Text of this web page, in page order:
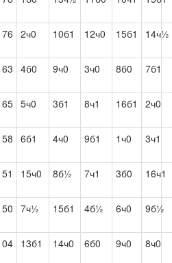
2ч0 10б1 12ч0 15б1 14ч½
4б0 9ч0 3ч0 8б0 7б1
5ч0 3б1 8ч1 16б1 2ч0
6б1 4ч0 9б1 1ч0 3ч1
15ч0 8б½ 7ч1 3б0 16ч1
7ч½ 15б1 4б½ 6ч0 9б½
13б1 14ч0 6б0 9ч0 8ч0